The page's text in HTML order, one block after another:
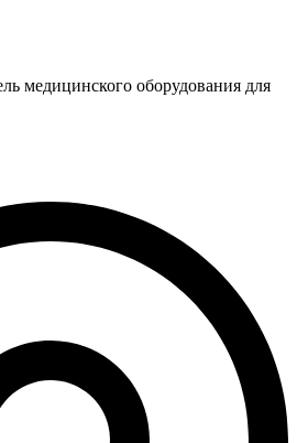
медицинского оборудования для